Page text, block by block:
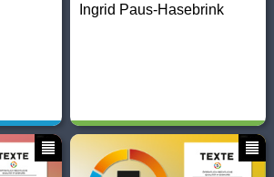
Ingrid Paus-Hasebrink